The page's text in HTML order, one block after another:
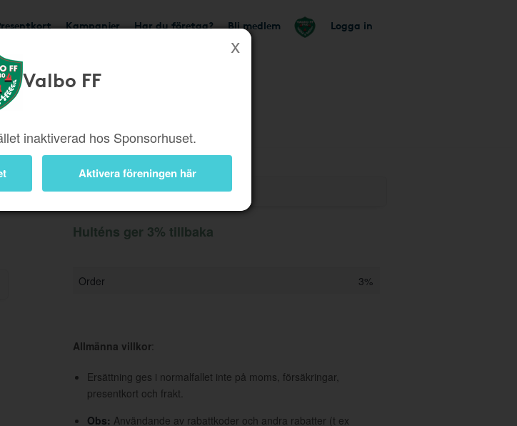
Kampanjer Har du företag? Bli medlem Logga in
Valbo FF
inaktiverad hos Sponsorhuset.
Aktivera föreningen här
Ger 3%
Information
Hulténs ger 3% tillbaka
Order 3%
Allmänna villkor:
Ersättning ges i normalfallet inte på moms, försäkringar,
presentkort och frakt.
Obs: Användande av rabattkoder och andra rabatter (t ex